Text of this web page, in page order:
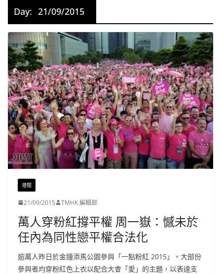
Day: 21/09/2015
港聞
21/09/2015 TMHK 編輯部
萬人穿粉紅撐平權 周一嶽：憾未於
任內為同性戀平權合法化
逾萬人昨日於金鐘添馬公園參與「一點粉紅 2015」。大部份
參與者均穿粉紅色上衣以配合大會「愛」的主題，以表達支